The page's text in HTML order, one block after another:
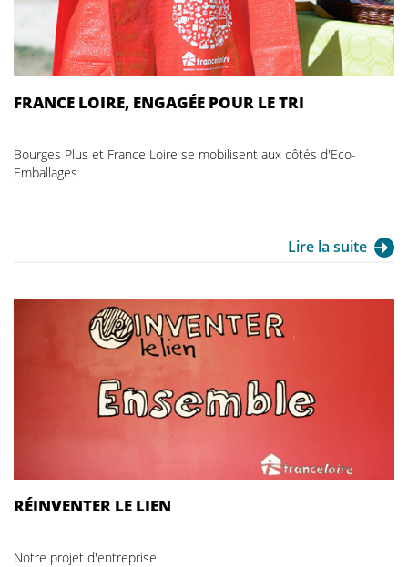
FRANCE LOIRE, ENGAGÉE POUR LE TRI
Bourges Plus et France Loire se mobilisent aux côtés d'Eco-
Emballages
Lire la suite
RÉINVENTER LE LIEN
Notre projet d'entreprise